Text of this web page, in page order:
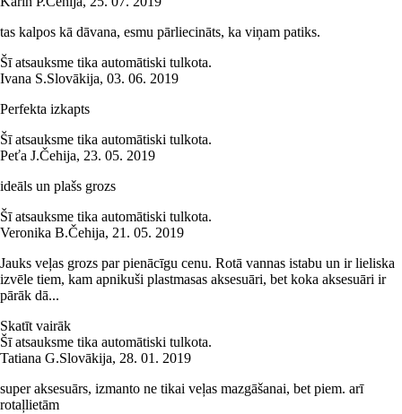
tas kalpos kā dāvana, esmu pārliecināts, ka viņam patiks.
Šī atsauksme tika automātiski tulkota.
Ivana S.Slovākija, 03. 06. 2019
Perfekta izkapts
Šī atsauksme tika automātiski tulkota.
Peťa J.Čehija, 23. 05. 2019
ideāls un plašs grozs
Šī atsauksme tika automātiski tulkota.
Veronika B.Čehija, 21. 05. 2019
Jauks veļas grozs par pienācīgu cenu. Rotā vannas istabu un ir lieliska
izvēle tiem, kam apnikuši plastmasas aksesuāri, bet koka aksesuāri ir
pārāk dā...
Skatīt vairāk
Šī atsauksme tika automātiski tulkota.
Tatiana G.Slovākija, 28. 01. 2019
super aksesuārs, izmanto ne tikai veļas mazgāšanai, bet piem. arī
rotaļlietām